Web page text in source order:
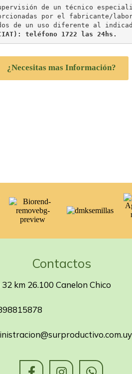
de un técnico
por el fabricante/
de un uso diferente al
teléfono 1722 las 24hs.
¿Necesitas mas Información?
Contactos
km 26.100 Canelon Chico